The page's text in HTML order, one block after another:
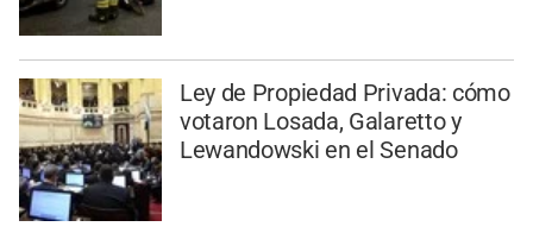
Ley de Propiedad Privada: cómo
votaron Losada, Galaretto y
Lewandowski en el Senado